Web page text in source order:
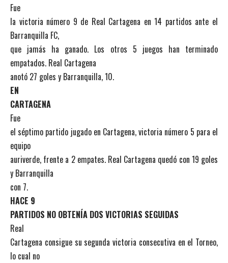
Fue
la victoria número 9 de Real Cartagena en 14 partidos ante el
Barranquilla FC,
que jamás ha ganado. Los otros 5 juegos han terminado
empatados. Real Cartagena
anotó 27 goles y Barranquilla, 10.
EN
CARTAGENA
Fue
el séptimo partido jugado en Cartagena, victoria número 5 para el
equipo
auriverde, frente a 2 empates. Real Cartagena quedó con 19 goles
y Barranquilla
con 7.
HACE 9
PARTIDOS NO OBTENÍA DOS VICTORIAS SEGUIDAS
Real
Cartagena consigue su segunda victoria consecutiva en el Torneo,
lo cual no